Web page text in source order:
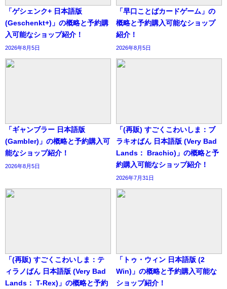
「ゲシェンク+ 日本語版
(Geschenkt+)」の概略と予約購
入可能なショップ紹介！
2026年8月5日
「早口ことばカードゲーム」の
概略と予約購入可能なショップ
紹介！
2026年8月5日
「ギャンブラー 日本語版
(Gambler)」の概略と予約購入可
能なショップ紹介！
2026年8月5日
「(再販) すごくこわいしま：ブ
ラキオばん 日本語版 (Very Bad
Lands： Brachio)」の概略と予
約購入可能なショップ紹介！
2026年7月31日
「(再販) すごくこわいしま：テ
ィラノばん 日本語版 (Very Bad
Lands： T-Rex)」の概略と予約
「トゥ・ウィン 日本語版 (2
Win)」の概略と予約購入可能な
ショップ紹介！